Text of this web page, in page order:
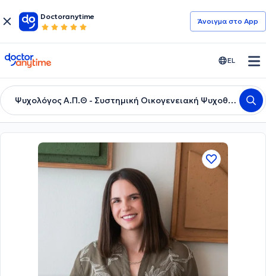
Doctoranytime
Άνοιγμα στο App
doctoranytime EL
Ψυχολόγος Α.Π.Θ - Συστημική Οικογενειακή Ψυχοθεραπεύτρια